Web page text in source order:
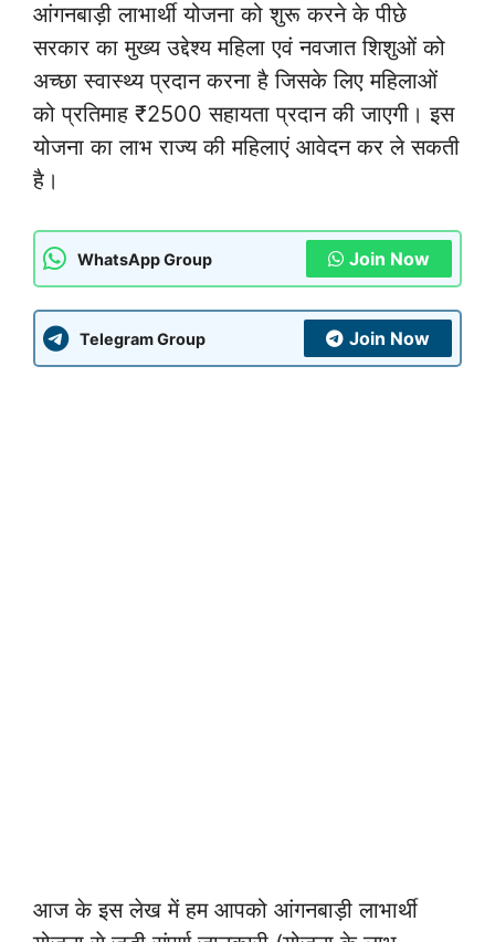
आंगनबाड़ी लाभार्थी योजना को शुरू करने के पीछे
सरकार का मुख्य उद्देश्य महिला एवं नवजात शिशुओं को
अच्छा स्वास्थ्य प्रदान करना है जिसके लिए महिलाओं
को प्रतिमाह ₹2500 सहायता प्रदान की जाएगी। इस
योजना का लाभ राज्य की महिलाएं आवेदन कर ले सकती
है।
WhatsApp Group Join Now
Telegram Group Join Now
आज के इस लेख में हम आपको आंगनबाड़ी लाभार्थी